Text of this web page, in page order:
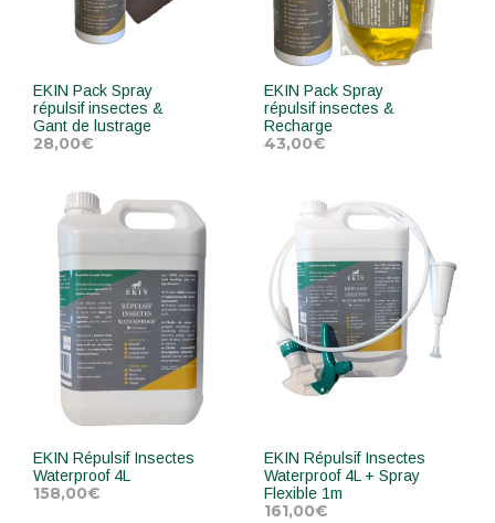
EKIN Pack Spray
répulsif insectes &
Gant de lustrage
28,00€
AJOUTER AU PANIER
EKIN Pack Spray
répulsif insectes &
Recharge
43,00€
EKIN Répulsif Insectes
Waterproof 4L
158,00€
EKIN Répulsif Insectes
Waterproof 4L + Spray
Flexible 1m
161,00€